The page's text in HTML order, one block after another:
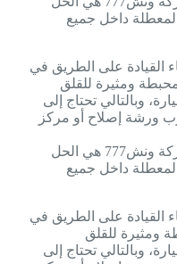
داخل جميع
القيادة على الطريق في
ومثيرة للقلق
وبالتالي تحتاج إلى
ورشة إصلاح أو مركز
في هذه الحالات، يمكن أن تكون شركة ونش777 هي الحل
داخل جميع
القيادة على الطريق في
ومثيرة للقلق
وبالتالي تحتاج إلى